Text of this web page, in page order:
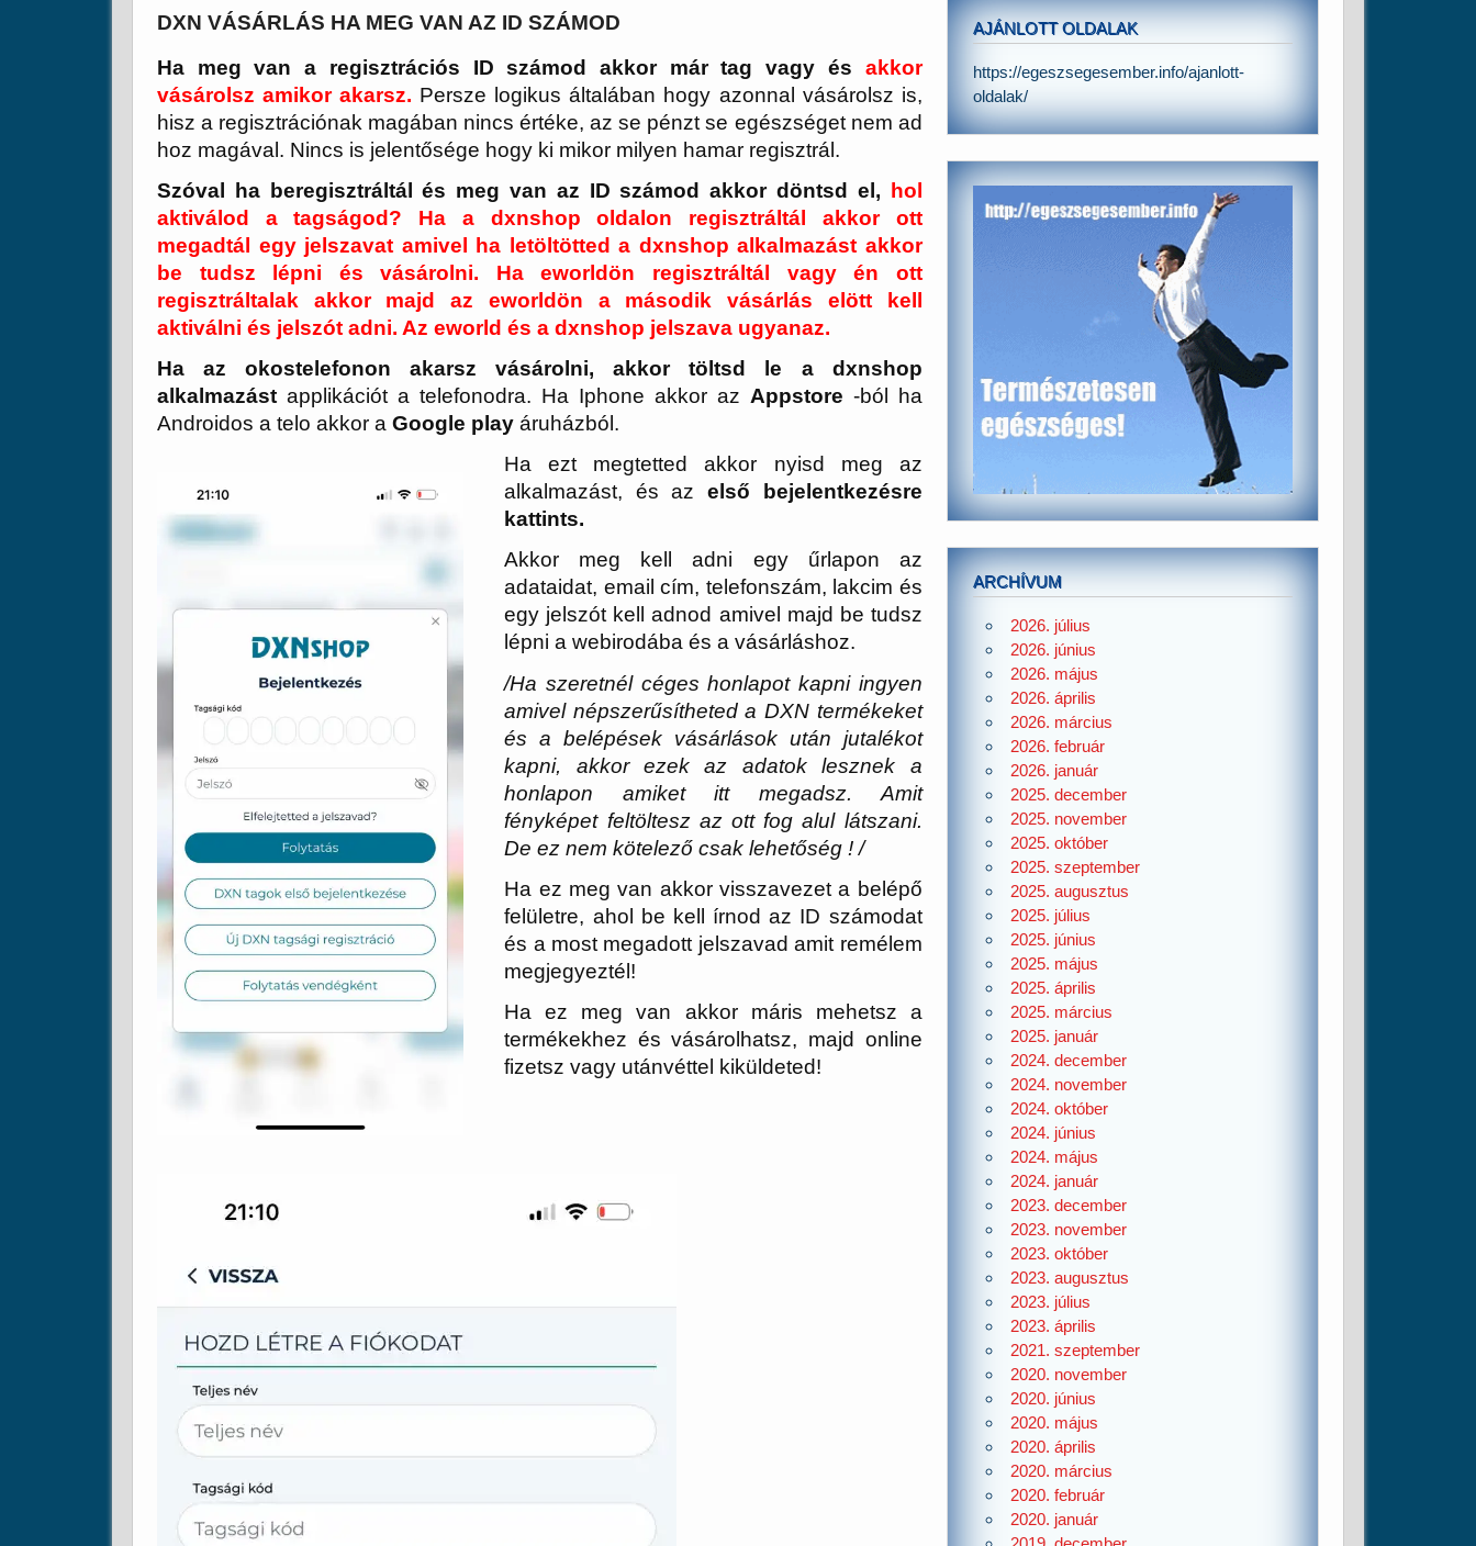
DXN VÁSÁRLÁS HA MEG VAN AZ ID SZÁMOD
Ha meg van a regisztrációs ID számod akkor már tag vagy és akkor
vásárolsz amikor akarsz. Persze logikus általában hogy azonnal vásárolsz is,
hisz a regisztrációnak magában nincs értéke, az se pénzt se egészséget nem ad
hoz magával. Nincs is jelentősége hogy ki mikor milyen hamar regisztrál.
Szóval ha beregisztráltál és meg van az ID számod akkor döntsd el, hol
aktiválod a tagságod? Ha a dxnshop oldalon regisztráltál akkor ott
megadtál egy jelszavat amivel ha letöltötted a dxnshop alkalmazást akkor
be tudsz lépni és vásárolni. Ha eworldön regisztráltál vagy én ott
regisztráltalak akkor majd az eworldön a második vásárlás elött kell
aktiválni és jelszót adni. Az eworld és a dxnshop jelszava ugyanaz.
Ha az okostelefonon akarsz vásárolni, akkor töltsd le a dxnshop
alkalmazást applikációt a telefonodra. Ha Iphone akkor az Appstore -ból ha
Androidos a telo akkor aGoogle play áruházból.
Ha ezt megtetted akkor nyisd meg az
alkalmazást, és azelső bejelentkezésre
kattints.
Akkor meg kell adni egy űrlapon az
adataidat, email cím, telefonszám, lakcim és
egy jelszót kell adnod amivel majd be tudsz
lépni a webirodába és a vásárláshoz.
/Ha szeretnél céges honlapot kapni ingyen
amivel népszerűsítheted a DXN termékeket
és a belépések vásárlások után jutalékot
kapni, akkor ezek az adatok lesznek a
honlapon amiket itt megadsz. Amit
fényképet feltöltesz az ott fog alul látszani.
De ez nem kötelező csak lehetőség ! /
Ha ez meg van akkor visszavezet a belépő
felületre, ahol be kell írnod az ID számodat
és a most megadott jelszavad amit remélem
megjegyeztél!
Ha ez meg van akkor máris mehetsz a
termékekhez és vásárolhatsz, majd online
fizetsz vagy utánvéttel kiküldeted!
AJÁNLOTT OLDALAK
https://egeszsegesember.info/ajanlott-
oldalak/
ARCHÍVUM
2026. július
2026. június
2026. május
2026. április
2026. március
2026. február
2026. január
2025. december
2025. november
2025. október
2025. szeptember
2025. augusztus
2025. július
2025. június
2025. május
2025. április
2025. március
2025. január
2024. december
2024. november
2024. október
2024. június
2024. május
2024. január
2023. december
2023. november
2023. október
2023. augusztus
2023. július
2023. április
2021. szeptember
2020. november
2020. június
2020. május
2020. április
2020. március
2020. február
2020. január